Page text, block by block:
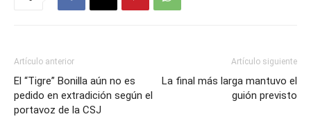
Artículo anterior
El “Tigre” Bonilla aún no es
pedido en extradición según el
portavoz de la CSJ
Artículo siguiente
La final más larga mantuvo el
guión previsto